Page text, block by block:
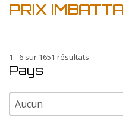
PRIX
1 - 6 sur 1651 résultats
Pays
Pays
Pays